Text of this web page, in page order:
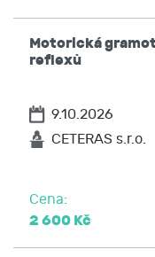
Motorická
reflexů
9.10.2026
CETERAS s.r.o.
Cena:
2 600 Kč